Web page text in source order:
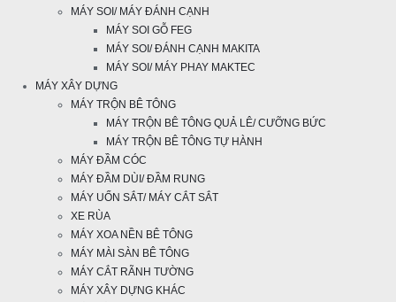
MÁY SOI/ MÁY ĐÁNH CẠNH
MÁY SOI GỖ FEG
MÁY SOI/ ĐÁNH CẠNH MAKITA
MÁY SOI/ MÁY PHAY MAKTEC
MÁY XÂY DỰNG
MÁY TRỘN BÊ TÔNG
MÁY TRỘN BÊ TÔNG QUẢ LÊ/ CƯỠNG BỨC
MÁY TRỘN BÊ TÔNG TỰ HÀNH
MÁY ĐẦM CÓC
MÁY ĐẦM DÙI/ ĐẦM RUNG
MÁY UỐN SẮT/ MÁY CẮT SẮT
XE RÙA
MÁY XOA NỀN BÊ TÔNG
MÁY MÀI SÀN BÊ TÔNG
MÁY CẮT RÃNH TƯỜNG
MÁY XÂY DỰNG KHÁC